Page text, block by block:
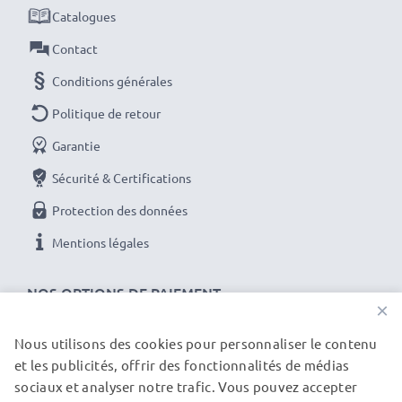
NOS OPTIONS DE PAIEMENT
Catalogues
Contact
Conditions générales
Politique de retour
Garantie
Sécurité & Certifications
Protection des données
Mentions légales
NOS PARTENAIRES DE LIVRAISON
×
Nous utilisons des cookies pour personnaliser le contenu
et les publicités, offrir des fonctionnalités de médias
sociaux et analyser notre trafic. Vous pouvez accepter